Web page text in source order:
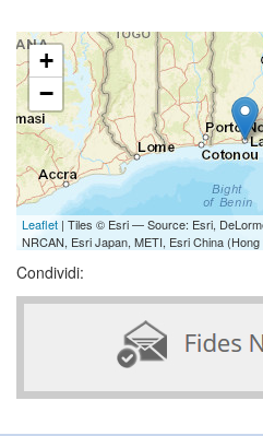
+
−
Leaflet | Tiles © Esri — Source: Esri,
NRCAN, Esri Japan, METI, Esri China
Condividi: